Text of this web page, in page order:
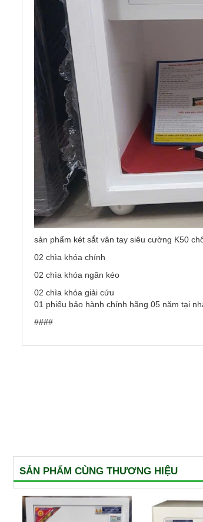
sản phẩm két sắt vân tay siêu cường K50
02 chìa khóa chính
02 chìa khóa ngăn kéo
02 chìa khóa giải cứu
01 phiếu bảo hành chính hãng 05 năm tại
####
SẢN PHẨM CÙNG THƯƠNG HIỆU